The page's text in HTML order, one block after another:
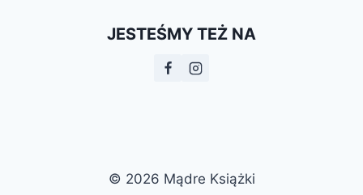
RAKA
PREMIERA
JESTEŚMY TEŻ NA
© 2026 Mądre Książki